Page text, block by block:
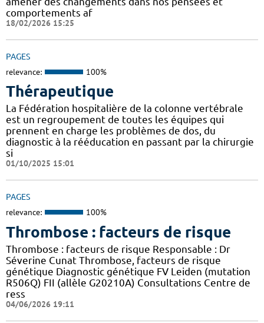
comportements af
18/02/2026 15:25
PAGES
relevance: 100%
Thérapeutique
La Fédération hospitalière de la colonne vertébrale
est un regroupement de toutes les équipes qui
prennent en charge les problèmes de dos, du
diagnostic à la rééducation en passant par la chirurgie
si
01/10/2025 15:01
PAGES
relevance: 100%
Thrombose : facteurs de risque
Thrombose : facteurs de risque Responsable : Dr
Séverine Cunat Thrombose, facteurs de risque
génétique Diagnostic génétique FV Leiden (mutation
R506Q) FII (allèle G20210A) Consultations Centre de
ress
04/06/2026 19:11